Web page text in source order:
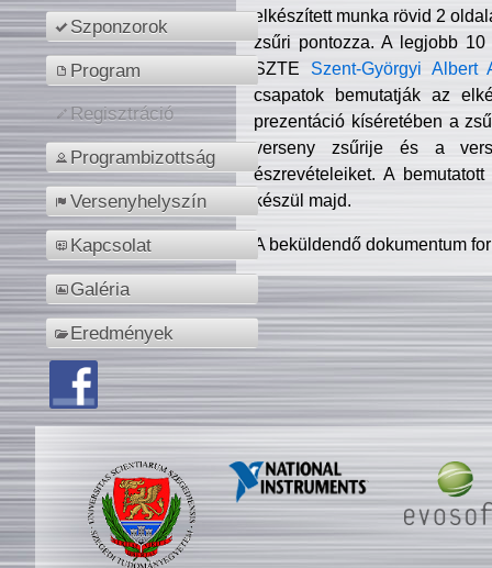
Szponzorok
Program
Regisztráció
Programbizottság
Versenyhelyszín
Kapcsolat
Galéria
Eredmények
elkészített munka rövid 2
zsűri pontozza. A legjobb
SZTE Szent-Györgyi Albert
csapatok bemutatják az
prezentáció kíséretében a
verseny zsűrije és a
észrevételeiket. A
készül majd.
A beküldendő dokumentum